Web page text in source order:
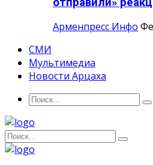
Арменпресс Инфо
СМИ
Мультимедиа
Новости Арцаха